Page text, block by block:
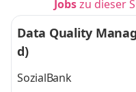
Jobszu dieser
Data Quality
d)
SozialBank